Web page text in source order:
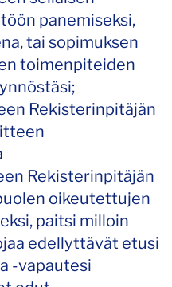
panemiseksi,
tai sopimuksen
toimenpiteiden
Rekisterinpitäjän
Rekisterinpitäjän
oikeutettujen
paitsi milloin
edellyttävät etusi
-vapautesi